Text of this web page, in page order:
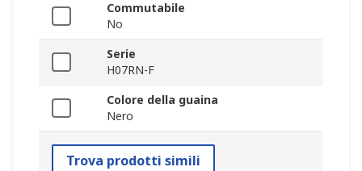
Commutabile
No
Serie
H07RN-F
Colore della guaina
Nero
Trova prodotti simili